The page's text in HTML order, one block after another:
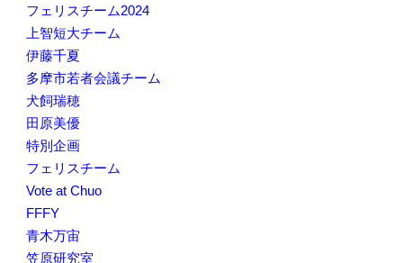
フェリスチーム2024
上智短大チーム
伊藤千夏
多摩市若者会議チーム
犬飼瑞穂
田原美優
特別企画
フェリスチーム
Vote at Chuo
FFFY
青木万宙
笠原研究室